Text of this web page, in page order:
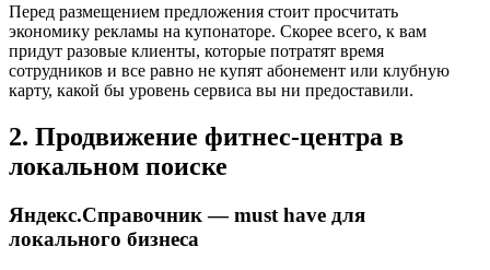
Перед размещением предложения стоит просчитать
экономику рекламы на купонаторе. Скорее всего, к вам
придут разовые клиенты, которые потратят время
сотрудников и все равно не купят абонемент или клубную
карту, какой бы уровень сервиса вы ни предоставили.
2. Продвижение фитнес-центра в
локальном поиске
Яндекс.Справочник — must have для
локального бизнеса